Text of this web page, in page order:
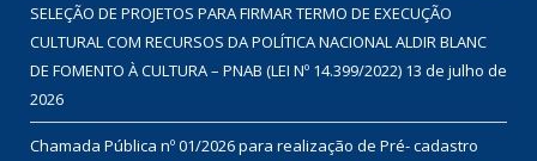
SELEÇÃO DE PROJETOS PARA FIRMAR TERMO DE EXECUÇÃO
CULTURAL COM RECURSOS DA POLÍTICA NACIONAL ALDIR BLANC
DE FOMENTO À CULTURA – PNAB (LEI Nº 14.399/2022) 13 de julho de
2026
Chamada Pública nº 01/2026 para realização de Pré- cadastro